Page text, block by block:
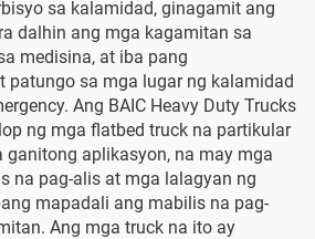
sa kalamidad, ginagamit ang
dalhin ang mga kagamitan sa
medisina, at iba pang
patungo sa mga lugar ng kalamidad
Ang BAIC Heavy Duty Trucks
ng mga flatbed truck na partikular
ganitong aplikasyon, na may mga
na pag-alis at mga lalagyan ng
mapadali ang mabilis na pag-
Ang mga truck na ito ay